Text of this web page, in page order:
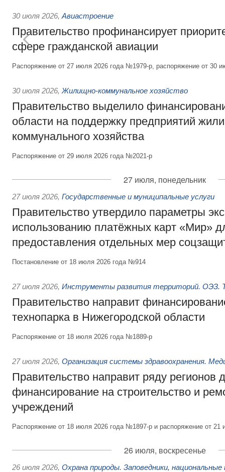
30 июля 2026, Авиастроение
Правительство профинансирует
сфере гражданской авиации
Распоряжение от 27 июля 2026 года №1979-р, распоряжение от 30
30 июля 2026, Жилищно-коммунальное хозяйство
Правительство выделило
области на поддержку предприятий
коммунального хозяйства
Распоряжение от 29 июля 2026 года №2021-р
27 июля, понедельник
27 июля 2026, Государственные и муниципальные услуги
Правительство утвердило параметры
использованию платёжных карт «Мир»
предоставления отдельных мер
Постановление от 18 июля 2026 года №914
27 июля 2026, Инструменты развития территорий. ОЭЗ.
Правительство направит
технопарка в Нижегородской области
Распоряжение от 18 июля 2026 года №1889-р
27 июля 2026, Организация системы здравоохранения.
Правительство направит ряду регионов
финансирование на строительство и
учреждений
Распоряжение от 18 июля 2026 года №1897-р и распоряжение от
26 июля, воскресенье
26 июля 2026, Охрана природы. Заповедники, национальные